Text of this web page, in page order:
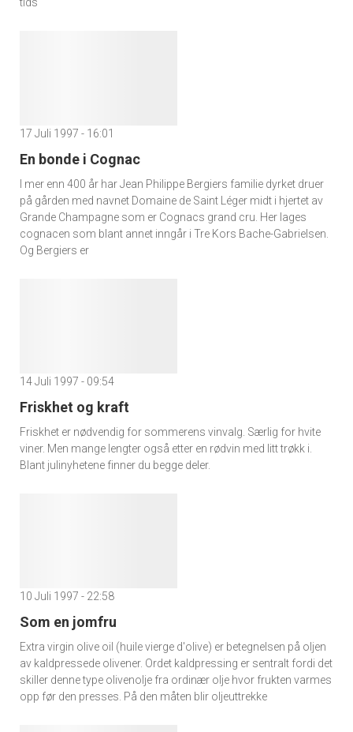
17 Juli 1997 - 16:01
En bonde i Cognac
I mer enn 400 år har Jean Philippe Bergiers familie dyrket druer
på gården med navnet Domaine de Saint Léger midt i hjertet av
Grande Champagne som er Cognacs grand cru. Her lages
cognacen som blant annet inngår i Tre Kors Bache-Gabrielsen.
Og Bergiers er
14 Juli 1997 - 09:54
Friskhet og kraft
Friskhet er nødvendig for sommerens vinvalg. Særlig for hvite
viner. Men mange lengter også etter en rødvin med litt trøkk i.
Blant julinyhetene finner du begge deler.
10 Juli 1997 - 22:58
Som en jomfru
Extra virgin olive oil (huile vierge d'olive) er betegnelsen på oljen
av kaldpressede olivener. Ordet kaldpressing er sentralt fordi det
skiller denne type olivenolje fra ordinær olje hvor frukten varmes
opp før den presses. På den måten blir oljeuttrekke